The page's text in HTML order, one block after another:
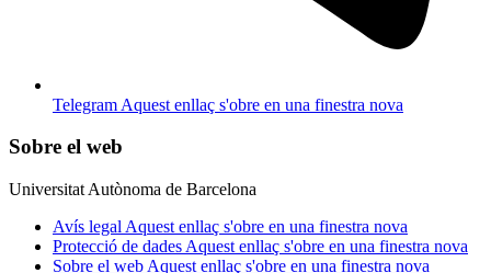
Telegram Aquest enllaç s'obre en una finestra nova
Sobre el web
Universitat Autònoma de Barcelona
Avís legal Aquest enllaç s'obre en una finestra nova
Protecció de dades Aquest enllaç s'obre en una finestra nova
Sobre el web Aquest enllaç s'obre en una finestra nova